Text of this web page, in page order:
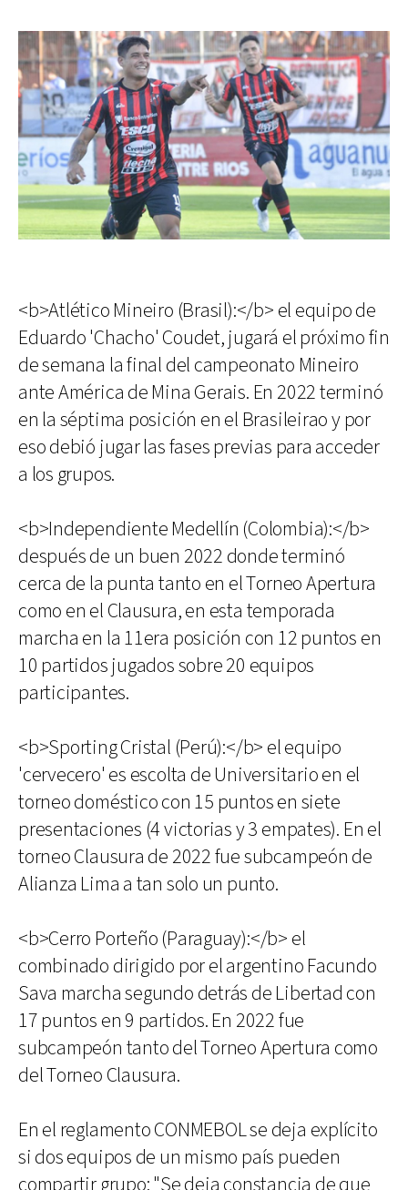
<b>Atlético Mineiro (Brasil):</b> el equipo de
Eduardo 'Chacho' Coudet, jugará el próximo fin
de semana la final del campeonato Mineiro
ante América de Mina Gerais. En 2022 terminó
en la séptima posición en el Brasileirao y por
eso debió jugar las fases previas para acceder
a los grupos.
<b>Independiente Medellín (Colombia):</b>
después de un buen 2022 donde terminó
cerca de la punta tanto en el Torneo Apertura
como en el Clausura, en esta temporada
marcha en la 11era posición con 12 puntos en
10 partidos jugados sobre 20 equipos
participantes.
<b>Sporting Cristal (Perú):</b> el equipo
'cervecero' es escolta de Universitario en el
torneo doméstico con 15 puntos en siete
presentaciones (4 victorias y 3 empates). En el
torneo Clausura de 2022 fue subcampeón de
Alianza Lima a tan solo un punto.
<b>Cerro Porteño (Paraguay):</b> el
combinado dirigido por el argentino Facundo
Sava marcha segundo detrás de Libertad con
17 puntos en 9 partidos. En 2022 fue
subcampeón tanto del Torneo Apertura como
del Torneo Clausura.
En el reglamento CONMEBOL se deja explícito
si dos equipos de un mismo país pueden